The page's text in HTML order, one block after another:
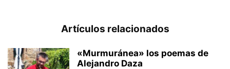
Artículos relacionados
«Murmuránea» los poemas de
Alejandro Daza